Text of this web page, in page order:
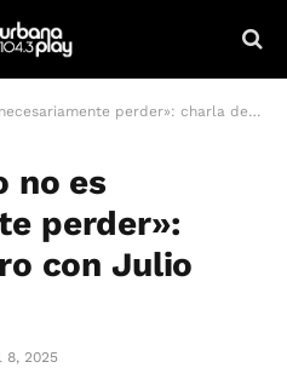
perder»: charla de teatro con Julio Chávez
no es
perder»:
con Julio
8, 2025